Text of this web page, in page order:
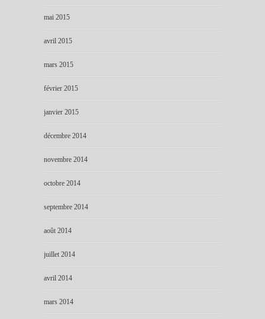
mai 2015
avril 2015
mars 2015
février 2015
janvier 2015
décembre 2014
novembre 2014
octobre 2014
septembre 2014
août 2014
juillet 2014
avril 2014
mars 2014